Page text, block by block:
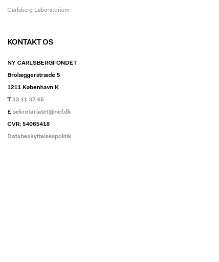
Carlsberg Laboratorium
KONTAKT OS
NY CARLSBERGFONDET
Brolæggerstræde 5
1211 København K
T33 11 37 65
E sekretariatet@ncf.dk
CVR: 54065418
Databeskyttelsespolitik